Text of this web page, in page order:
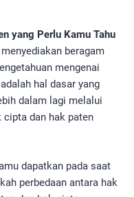
yang Perlu Kamu Tahu
beragam
mengenai
hal dasar yang
dalam lagi melalui
cipta dan hak paten
dapatkan pada saat
perbedaan antara hak